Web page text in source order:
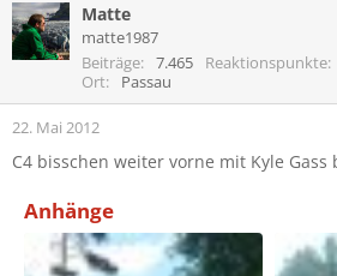
k
t
i
n
e
:
Matte
matte1987
Beiträge
7.465 Reaktionspunkte
Ort
Passau
22. Mai 2012
C4 bisschen weiter vorne mit Kyle Gass
Anhänge